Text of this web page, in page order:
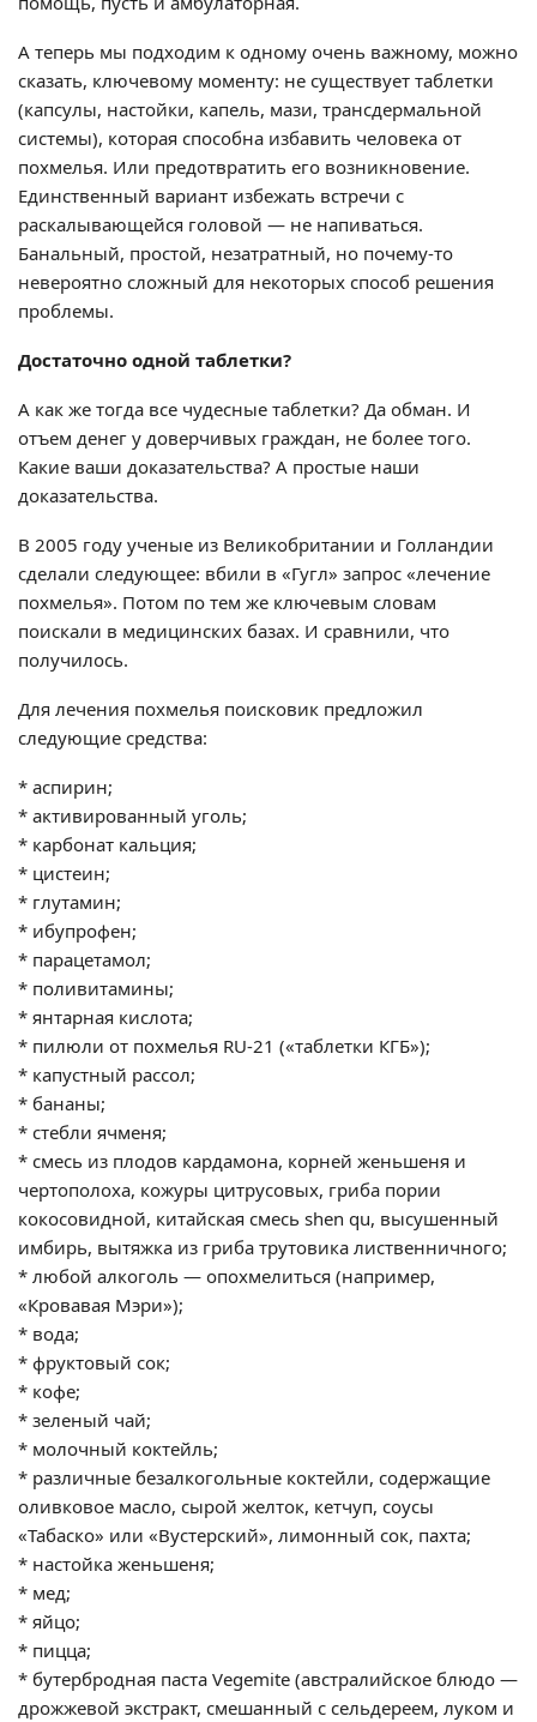
А теперь мы подходим к одному очень важному, можно
сказать, ключевому моменту: не существует таблетки
(капсулы, настойки, капель, мази, трансдермальной
системы), которая способна избавить человека от
похмелья. Или предотвратить его возникновение.
Единственный вариант избежать встречи с
раскалывающейся головой — не напиваться.
Банальный, простой, незатратный, но почему-то
невероятно сложный для некоторых способ решения
проблемы.
Достаточно одной таблетки?
А как же тогда все чудесные таблетки? Да обман. И
отъем денег у доверчивых граждан, не более того.
Какие ваши доказательства? А простые наши
доказательства.
В 2005 году ученые из Великобритании и Голландии
сделали следующее: вбили в «Гугл» запрос «лечение
похмелья». Потом по тем же ключевым словам
поискали в медицинских базах. И сравнили, что
получилось.
Для лечения похмелья поисковик предложил
следующие средства:
* аспирин;
* активированный уголь;
* карбонат кальция;
* цистеин;
* глутамин;
* ибупрофен;
* парацетамол;
* поливитамины;
* янтарная кислота;
* пилюли от похмелья RU-21 («таблетки КГБ»);
* капустный рассол;
* бананы;
* стебли ячменя;
* смесь из плодов кардамона, корней женьшеня и
чертополоха, кожуры цитрусовых, гриба пории
кокосовидной, китайская смесь shen qu, высушенный
имбирь, вытяжка из гриба трутовика лиственничного;
* любой алкоголь — опохмелиться (например,
«Кровавая Мэри»);
* вода;
* фруктовый сок;
* кофе;
* зеленый чай;
* молочный коктейль;
* различные безалкогольные коктейли, содержащие
оливковое масло, сырой желток, кетчуп, соусы
«Табаско» или «Вустерский», лимонный сок, пахта;
* настойка женьшеня;
* мед;
* яйцо;
* пицца;
* бутербродная паста Vegemite (австралийское блюдо —
дрожжевой экстракт, смешанный с сельдереем, луком и